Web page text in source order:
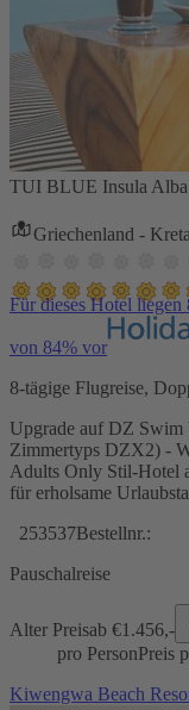
TUI BLUE Insula
Griechenland -
Für dieses Hotel
von 84% vor
8-tägige Flugreise,
Upgrade auf DZ Swim
Zimmertyps DZX2) -
Adults Only Stil-Hotel
für erholsame
253537Bestellnr.:
Pauschalreise
Alter Preisab €1.456,-
pro PersonPreis
Kiwengwa Beach